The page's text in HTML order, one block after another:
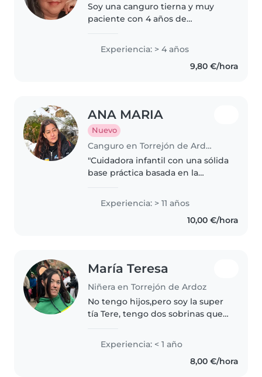
Soy una canguro tierna y muy
paciente con 4 años de
preescolares y adolescentes. Me
encanta dibujar, leer, la música y
los juegos. También estoy a
Experiencia: > 4 años
9,80 €/hora
ANA MARIA
Nuevo
Canguro en Torrejón de Ardoz
"Cuidadora infantil con una sólida
base práctica basada en la
Cuento con años de experiencia
real gestionando rutinas diarias,
alimentación e higiene...
Experiencia: > 11 años
10,00 €/hora
María Teresa
Niñera en Torrejón de Ardoz
No tengo hijos,pero soy la super
tía Tere, tengo dos sobrinas que
en varias ocasiones, además de
Experiencia: < 1 año
8,00 €/hora